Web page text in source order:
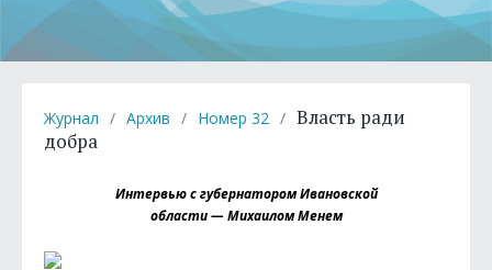
Журнал / Архив / Номер 32 / Власть ради
добра
Интервью с губернатором Ивановской
области — Михаилом Менем